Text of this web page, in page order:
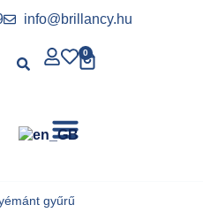
info@brillancy.hu
0
gyűrű